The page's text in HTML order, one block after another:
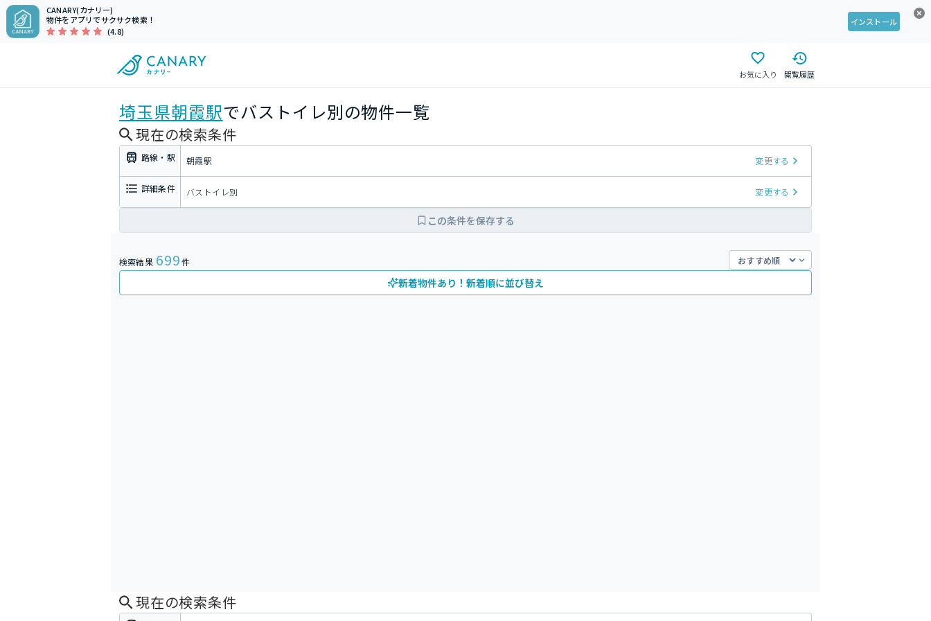
CANARY(カナリー)
物件をアプリでサクサク検索！
(4.8)
インストール
お気に入り 閲覧履歴
埼玉県朝霞駅でバストイレ別の物件一覧
現在の検索条件
路線・駅 朝霞駅 変更する
詳細条件 バストイレ別 変更する
この条件を保存する
検索結果 699件
新着物件あり！新着順に並び替え
現在の検索条件